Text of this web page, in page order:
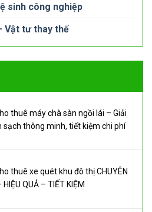
sinh công nghiệp
Vật tư thay thế
thuê máy chà sàn ngồi lái – Giải
sạch thông minh, tiết kiệm chi phí
thuê xe quét khu đô thị CHUYÊN
HIỆU QUẢ – TIẾT KIỆM